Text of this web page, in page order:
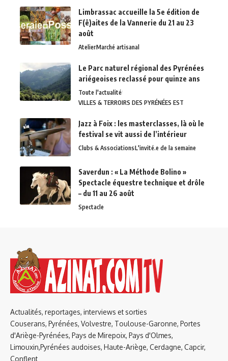
Limbrassac accueille la 5e édition de
F(ê)aites de la Vannerie du 21 au 23
août
AtelierMarché artisanal
Le Parc naturel régional des Pyrénées
ariégeoises reclassé pour quinze ans
Toute l'actualité
VILLES & TERROIRS DES PYRÉNÉES EST
Jazz à Foix : les masterclasses, là où le
festival se vit aussi de l’intérieur
Clubs & AssociationsL'invité.e de la semaine
Saverdun : « La Méthode Bolino »
Spectacle équestre technique et drôle
– du 11 au 26 août
Spectacle
Actualités, reportages, interviews et sorties
Couserans, Pyrénées, Volvestre, Toulouse-Garonne, Portes
d'Ariège-Pyrénées, Pays de Mirepoix, Pays d'Olmes,
Limouxin,Pyrénées audoises, Haute-Ariège, Cerdagne, Capcir,
Conflent